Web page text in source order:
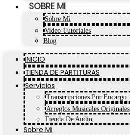
SOBRE MI
Sobre Mi
Video Tutoriales
Blog
INICIO
TIENDA DE PARTITURAS
Servicios
Transcripciones Por Encargo
Arreglos Musicales Originales
Tienda De Audio
Sobre Mi